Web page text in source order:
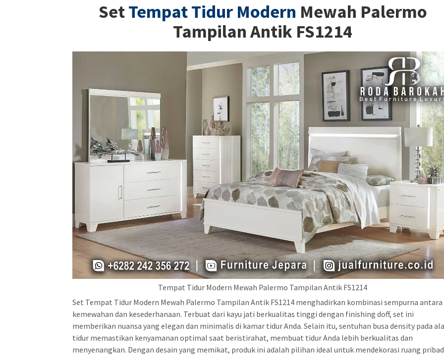
SetTempat Tidur Modern Mewah Palermo
Tampilan Antik FS1214
Tempat Tidur Modern Mewah Palermo Tampilan Antik FS1214
Set Tempat Tidur Modern Mewah Palermo Tampilan Antik FS1214 menghadirkan kombinasi sempurna antara
kemewahan dan kesederhanaan. Terbuat dari kayu jati berkualitas tinggi dengan finishing doff, set ini
memberikan nuansa yang elegan dan minimalis di kamar tidur Anda. Selain itu, sentuhan busa density pada
tidur memastikan kenyamanan optimal saat beristirahat, membuat tidur Anda lebih berkualitas dan
menyenangkan. Dengan desain yang memikat, produk ini adalah pilihan ideal untuk mendekorasi ruang